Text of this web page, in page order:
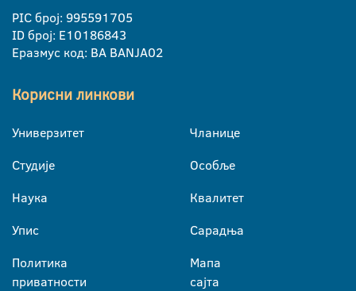
PIC број: 995591705
ID број: E10186843
Еразмус код: BA BANJA02
Корисни линкови
Универзитет
Студије
Наука
Упис
Политика
приватности
Чланице
Особље
Квалитет
Сарадња
Мапа
сајта